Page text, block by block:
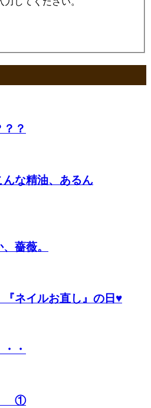
？
な精油、あるん
薔薇。
ネイルお直し』の日♥
・
①